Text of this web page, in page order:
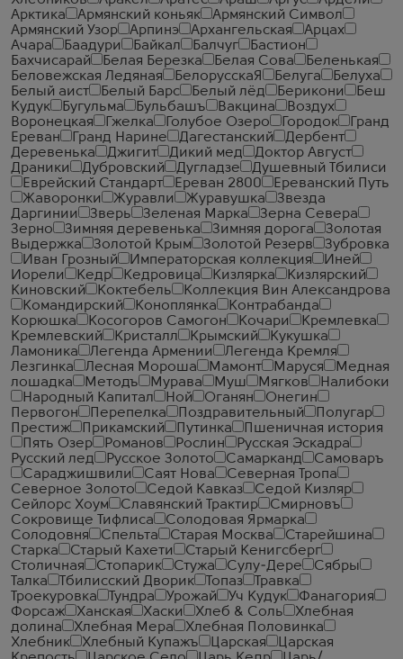
Арктика
Армянский коньяк
Армянский Символ
Армянский Узор
Арпинэ Архангельская
Арцах
Ачара
Баадури Байкал Балчуг
Бастион
Бахчисарай
Белая Березка Белая Сова
Беленькая
Беловежская Ледяная
БелорусскаЯ Белуга
Белуха
Белый аист
Белый Барс Белый лёд Берикони
Беш
Кудук
Бугульма Бульбашъ Вакцина
Воздух
Воронецкая
Гжелка Голубое Озеро Городок
Гранд
Ереван
Гранд Нарине Дагестанский
Дербент
Деревенька
Джигит Дикий мед
Доктор Август
Драники
Дубровский Дугладзе
Душевный Тбилиси
Еврейский Стандарт
Ереван 2800
Ереванский Путь
Жаворонки
Журавли Журавушка
Звезда
Даргинии
Зверь Зеленая Марка
Зерна Севера
Зерно
Зимняя деревенька Зимняя дорога
Золотая
Выдержка
Золотой Крым Золотой Резерв
Зубровка
Иван Грозный
Императорская коллекция
Иней
Иорели
Кедр Кедровица Кизлярка
Кизлярский
Киновский
Коктебель
Коллекция Вин Александрова
Командирский
Коноплянка
Контрабанда
Корюшка
Косогоров Самогон Кочари
Кремлевка
Кремлевский
Кристалл Крымский
Кукушка
Ламоника
Легенда Армении
Легенда Кремля
Лезгинка
Лесная Мороша Мамонт Маруся
Медная
лошадка
Методъ Мурава Муш Мягков
Налибоки
Народный Капитал
Ной Оганян
Онегин
Первогон
Перепелка Поздравительный
Полугар
Престиж
Прикамский Путинка
Пшеничная история
Пять Озер
Романов Рослин
Русская Эскадра
Русский лед
Русское Золото Самарканд
Самоваръ
Сараджишвили
Саят Нова
Северная Тропа
Северное Золото
Седой Кавказ
Седой Кизляр
Сейлорс Хоум
Славянский Трактир
Смирновъ
Сокровище Тифлиса
Солодовая Ярмарка
Солодовня
Спельта Старая Москва
Старейшина
Старка
Старый Кахети
Старый Кенигсберг
Столичная
Стопарик Стужа Сулу-Дере
Сябры
Талка
Тбилисский Дворик Топаз
Травка
Троекуровка
Тундра Урожай Уч Кудук
Фанагория
Форсаж
Ханская Хаски Хлеб & Соль
Хлебная
долина
Хлебная Мера
Хлебная Половинка
Хлебник
Хлебный Купажъ Царская
Царская